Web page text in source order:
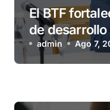
El BTF
de
empresas
admin Ago 7,